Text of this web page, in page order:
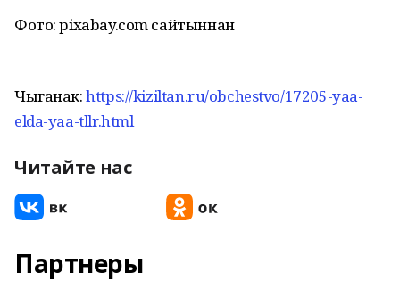
Фото: pixabay.com сайтыннан
Чыганак:https://kiziltan.ru/obchestvo/17205-yaa-
elda-yaa-tllr.html
Читайте нас
Партнеры